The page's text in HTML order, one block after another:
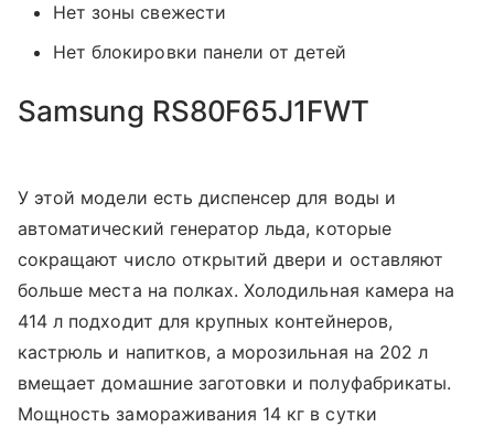
Нет зоны свежести
Нет блокировки панели от детей
Samsung RS80F65J1FWT
У этой модели есть диспенсер для воды и
автоматический генератор льда, которые
сокращают число открытий двери и оставляют
больше места на полках. Холодильная камера на
414 л подходит для крупных контейнеров,
кастрюль и напитков, а морозильная на 202 л
вмещает домашние заготовки и полуфабрикаты.
Мощность замораживания 14 кг в сутки